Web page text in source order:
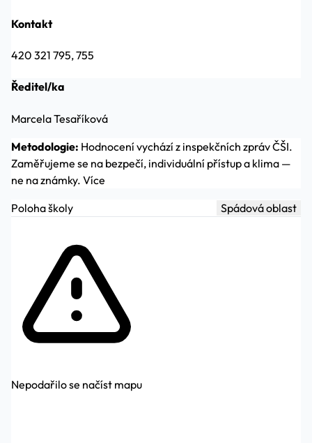
Kontakt
420 321 795, 755
Ředitel/ka
Marcela Tesaříková
Metodologie: Hodnocení vychází z inspekčních zpráv ČŠI.
Zaměřujeme se na bezpečí, individuální přístup a klima —
ne na známky. Více
Poloha školy
Spádová oblast
Nepodařilo se načíst mapu